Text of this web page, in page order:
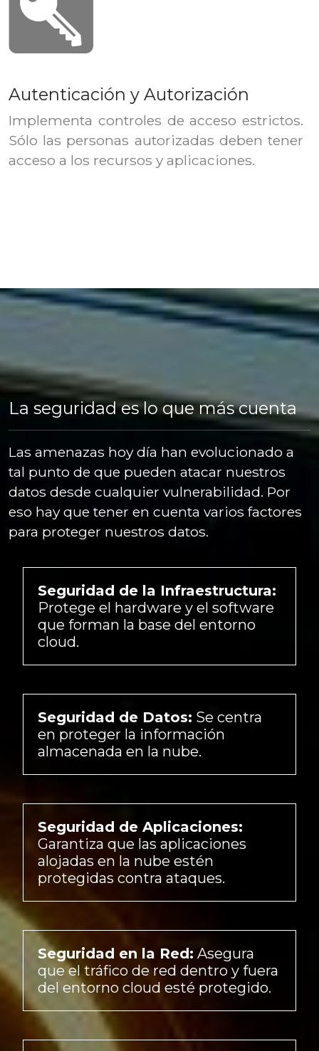
Autenticación y Autorización
Implementa controles de acceso estrictos.
Sólo las personas autorizadas deben tener
acceso a los recursos y aplicaciones.
La seguridad es lo que más cuenta
Las amenazas hoy día han evolucionado a
tal punto de que pueden atacar nuestros
datos desde cualquier vulnerabilidad. Por
eso hay que tener en cuenta varios factores
para proteger nuestros datos.
Seguridad de la Infraestructura:
Protege el hardware y el software
que forman la base del entorno
cloud.
Seguridad de Datos: Se centra
en proteger la información
almacenada en la nube.
Seguridad de Aplicaciones:
Garantiza que las aplicaciones
alojadas en la nube estén
protegidas contra ataques.
Seguridad en la Red: Asegura
que el tráfico de red dentro y fuera
del entorno cloud esté protegido.